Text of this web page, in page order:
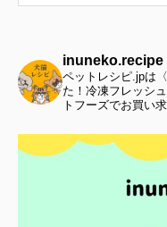
inuneko.recipe
ペットレシピ.jpは
た！冷凍フレッシ
トフーズでお買い